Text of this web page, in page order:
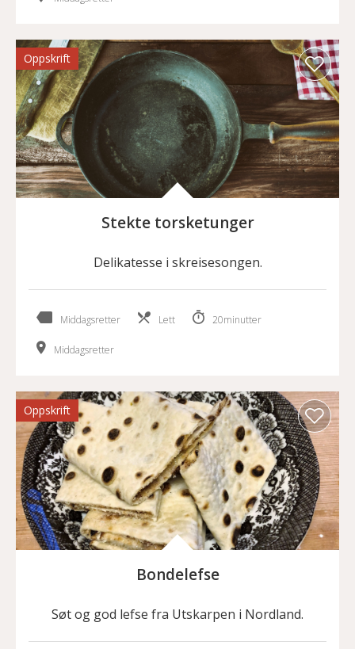
Oppskrift
Stekte torsketunger
Delikatesse i skreisesongen.
Middagsretter Lett 20minutter
Middagsretter
Oppskrift
Bondelefse
Søt og god lefse fra Utskarpen i Nordland.